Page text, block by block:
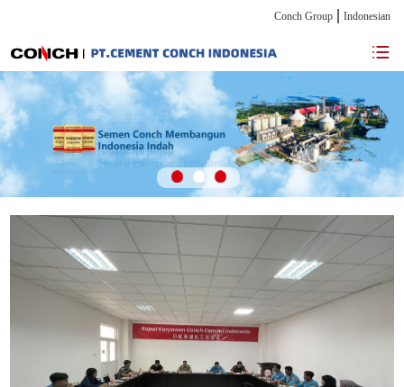
Conch Group Indonesian